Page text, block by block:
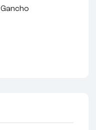
Gancho